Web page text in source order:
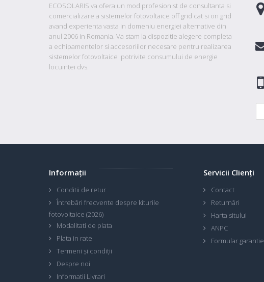
ECOSOLARIS va ofera un mod profesionist de consultanta si
comercializare a sistemelor fotovoltaice off grid cat si on grid
avand experienta vasta in domeniu energiei alternative din
anul 2006 in Romania. Va stam la dispozitie alegere completa
a echipamentelor si accesoriilor necesare pentru realizarea
sistemelor fotovoltaice potrivite consumului de energie
locuintei dvs.
Informaţii
Conditii de retur
Întrebări frecvente despre kiturile
fotovoltaice (2026)
Modalitati de plata
Plata in rate
Termeni și condiții
Despre noi
Informatii Livrari
Servicii Clienţi
Contact
Returnări
Harta sitului
ANPC
Formular garantie